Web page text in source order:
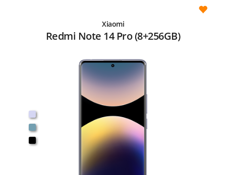
Xiaomi
Redmi Note 14 Pro (8+256GB)